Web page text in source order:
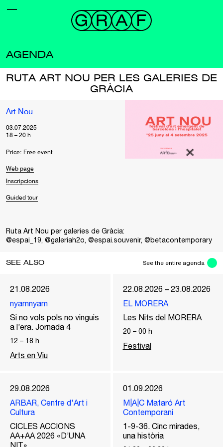
AGENDA
RUTA ART NOU PER LES GALERIES DE
GRÀCIA
Art Nou
03.07.2025
18 – 20 h
Price: Free event
Web page
Inscripcions
Guided tour
Ruta Art Nou per galeries de Gràcia:
@espai_19, @galeriah2o, @espai.souvenir, @betacontemporary
SEE ALSO See the entire agenda
21.08.2026
nyamnyam
Si no vols pols no vinguis
a l’era. Jornada 4
12 – 18 h
Arts en Viu
22.08.2026 – 23.08.2026
EL MORERA
Les Nits del MORERA
20 – 00 h
Festival
29.08.2026
ARBAR, Centre d'Art i
Cultura
CICLES ACCIONS
AA+AA 2026 «D’UNA
NIT»
01.09.2026
M|A|C Mataró Art
Contemporani
1-9-36. Cinc mirades,
una història